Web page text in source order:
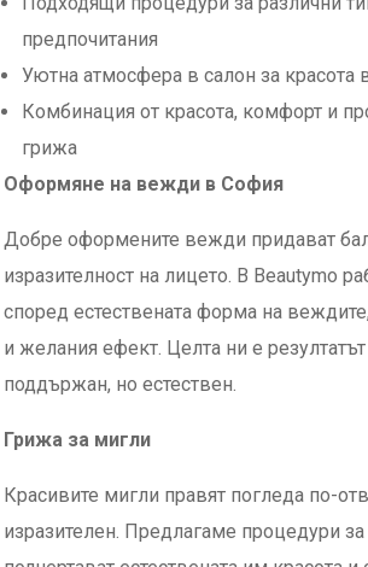
предпочитания
Уютна атмосфера в салон за красота
Комбинация от красота, комфорт и
грижа
Оформяне на вежди в София
Добре оформените вежди придават
изразителност на лицето. В Beautymo
според естествената форма на
и желания ефект. Целта ни е
поддържан, но естествен.
Грижа за мигли
Красивите мигли правят погледа по-
изразителен. Предлагаме процедури